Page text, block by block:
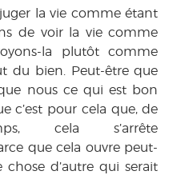
la vie comme étant
de voir la vie comme
la plutôt comme
du bien. Peut-être que
nous ce qui est bon
c’est pour cela que, de
cela s’arrête
que cela ouvre peut-
d’autre qui serait